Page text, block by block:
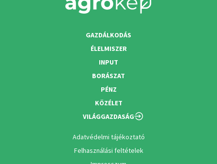
GAZDÁLKODÁS
ÉLELMISZER
INPUT
BORÁSZAT
PÉNZ
KÖZÉLET
VILÁGGAZDASÁG
Adatvédelmi tájékoztató
Felhasználási feltételek